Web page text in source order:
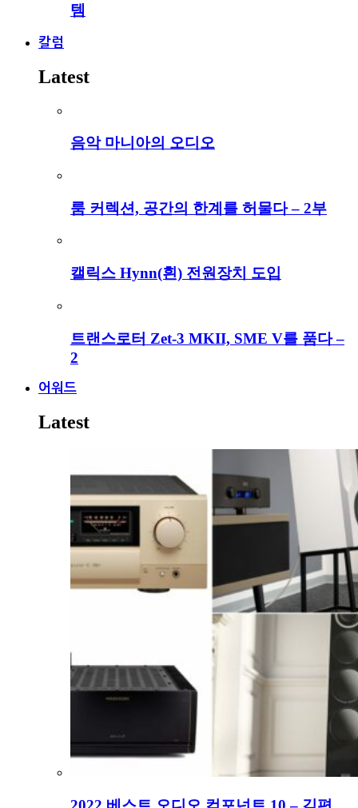
템
칼럼
Latest
음악 마니아의 오디오
룸 커렉션, 공간의 한계를 허물다 – 2부
캘릭스 Hynn(흰) 전원장치 도입
트랜스로터 Zet-3 MKII, SME V를 품다 –
2
어워드
Latest